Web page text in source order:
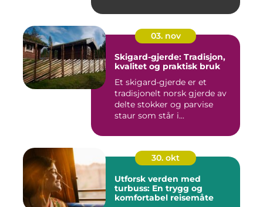
03. nov
Skigard-gjerde: Tradisjon,
kvalitet og praktisk bruk
Et skigard-gjerde er et
tradisjonelt norsk gjerde av
delte stokker og parvise
staur som står i...
30. okt
Utforsk verden med
turbuss: En trygg og
komfortabel reisemåte